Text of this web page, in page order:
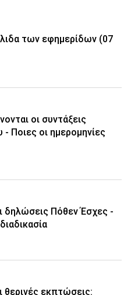
των εφημερίδων (07
οι συντάξεις
- Ποιες οι ημερομηνίες
δηλώσεις Πόθεν Έσχες -
θερινές εκπτώσεις: